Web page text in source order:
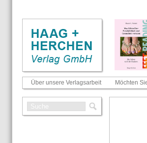
Über unsere Verlagsarbeit Möchten